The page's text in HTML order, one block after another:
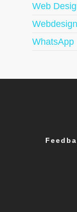
Web
Webdesign
WhatsApp